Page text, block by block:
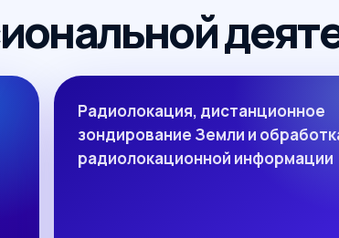
Радиолокация, дистанционное
зондирование Земли и
радиолокационной информации